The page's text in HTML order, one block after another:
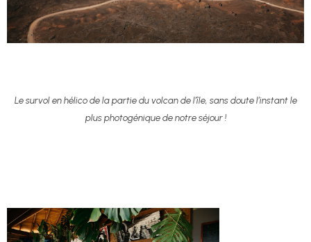
Le survol enhélicode la partie du volcan del’île, sans doute l’instant le
plus photogénique de notre séjour !